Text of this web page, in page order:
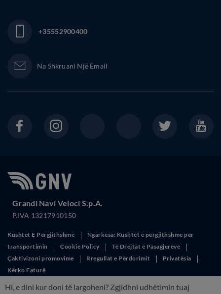
Hi, e dini kur doni të largoheni? Zgjidhni udhëtimin tuaj
+35552900400
Na Shkruani Një Email
Grandi Navi Veloci S.p.A.
P.IVA 13217910150
Kushtet E Përgjithshme
Ngarkesa: Kushtet e përgjithshme për
transportimin
Cookie Policy
Të Drejtat e Pasagjerëve
Çaktivizoni promovime
Rregullat e Përdorimit
Privatësia
Kërko Faturë
This site is protected by reCAPTCHA and the GooglePrivacy Policy